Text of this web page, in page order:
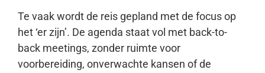
Te vaak wordt de reis gepland met de focus op
het ‘er zijn’. De agenda staat vol met back-to-
back meetings, zonder ruimte voor
voorbereiding, onverwachte kansen of de